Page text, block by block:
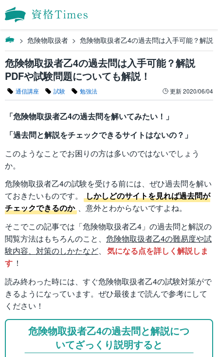
危険物取扱者 危険物取扱者乙4の過去問は入手可能？解説
危険物取扱者乙4の過去問は入手可能？解説
PDFや試験問題についても解説！
通信講座 試験 勉強法 更新2020/06/04
「危険物取扱者乙4の過去問を解いてみたい！」
「過去問と解説をチェックできるサイトはないの？」
このようなことでお困りの方は多いのではないでしょう
か。
危険物取扱者乙4の試験を受ける前には、ぜひ過去問を解い
ておきたいものです。
しかしどのサイトを見れば過去問が
チェックできるのか 、意外とわからないですよね。
そこでこの記事では「危険物取扱者乙4」の過去問と解説の
閲覧方法はもちろんのこと、 危険物取扱者乙4の難易度や試
験内容、対策のしかたなど、 気になる点を詳しく解説しま
す ！
読み終わった時には、すぐ危険物取扱者乙4の試験対策がで
きるようになっています。ぜひ最後まで読んで参考にして
ください！
危険物取扱者乙4の過去問と解説につ
いてざっくり説明すると